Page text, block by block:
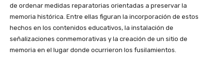
de ordenar medidas reparatorias orientadas a preservar la
memoria histórica. Entre ellas figuran la incorporación de estos
hechos en los contenidos educativos, la instalación de
señalizaciones conmemorativas y la creación de un sitio de
memoria en el lugar donde ocurrieron los fusilamientos.